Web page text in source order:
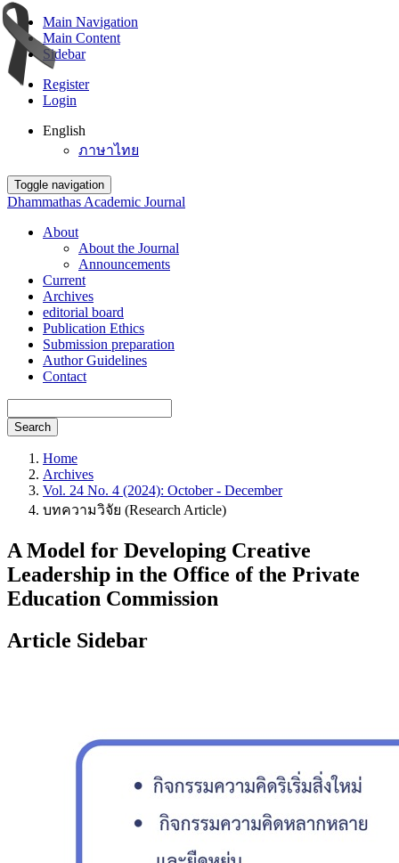
Main Navigation
Main Content
Sidebar
Register
Login
English
ภาษาไทย
Toggle navigation
Dhammathas Academic Journal
About
About the Journal
Announcements
Current
Archives
editorial board
Publication Ethics
Submission preparation
Author Guidelines
Contact
Search
Home
Archives
Vol. 24 No. 4 (2024): October - December
บทความวิจัย (Research Article)
A Model for Developing Creative
Leadership in the Office of the Private
Education Commission
Article Sidebar